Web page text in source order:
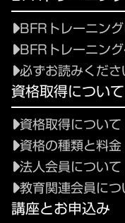
BFRトレーニン
BFRトレーニン
必ずお読みくだ
資格取得について
資格取得について
資格の種類と料金
法人会員について
教育関連会員に
講座とお申込み